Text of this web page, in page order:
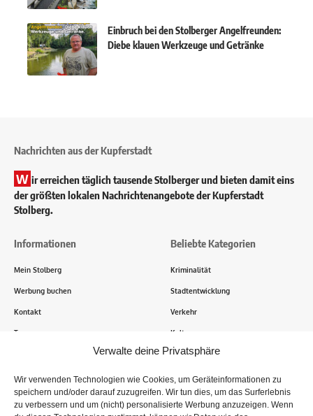
Verwalte deine Privatsphäre
Wir verwenden Technologien wie Cookies, um Geräteinformationen zu
speichern und/oder darauf zuzugreifen. Wir tun dies, um das Surferlebnis
zu verbessern und um (nicht) personalisierte Werbung anzuzeigen. Wenn
Einbruch bei den Stolberger Angelfreunden:
Diebe klauen Werkzeuge und Getränke
Nachrichten aus der Kupferstadt
W ir erreichen täglich tausende Stolberger und bieten damit eins
der größten lokalen Nachrichtenangebote der Kupferstadt
Stolberg.
Informationen
Mein Stolberg
Werbung buchen
Kontakt
Transparenz
Beliebte Kategorien
Kriminalität
Stadtentwicklung
Verkehr
Kultur
Tausende Stolberger sind bereits dabei! Du sendest uns
Informationen, Bilder und Erlebnisse aus der Kupferstadt – Wir